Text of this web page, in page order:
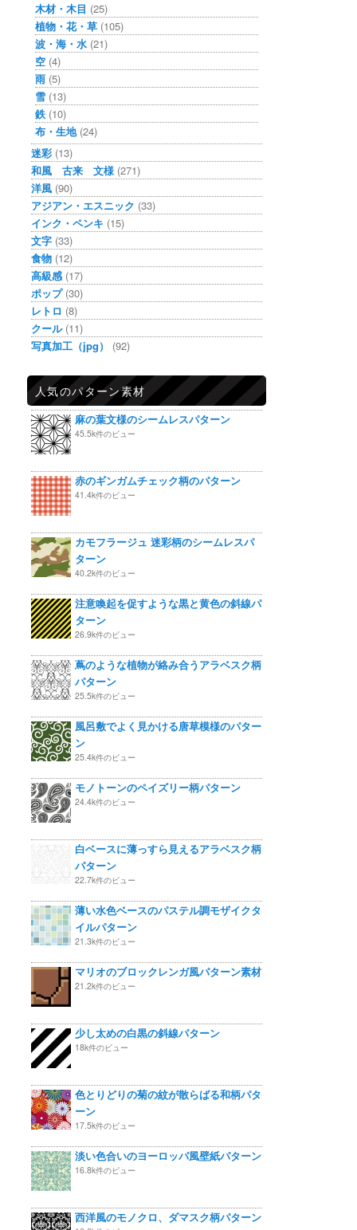
木材・木目 (25)
植物・花・草 (105)
波・海・水 (21)
空 (4)
雨 (5)
雪 (13)
鉄 (10)
布・生地(24)
迷彩 (13)
和風 古来 文様 (271)
洋風 (90)
アジアン・エスニック (33)
インク・ペンキ (15)
文字 (33)
食物 (12)
高級感 (17)
ポップ(30)
レトロ (8)
クール(11)
写真加工（jpg）
(92)
人気のパターン素材
麻の葉文様のシームレスパターン
45.5k件のビュー
赤のギンガムチェック柄のパターン
41.4k件のビュー
カモフラージュ 迷彩柄のシームレスパ
ターン
40.2k件のビュー
注意喚起を促すような黒と黄色の斜線パ
ターン
26.9k件のビュー
蔦のような植物が絡み合うアラベスク柄
パターン
25.5k件のビュー
風呂敷でよく見かける唐草模様のパター
ン
25.4k件のビュー
モノトーンのペイズリー柄パターン
24.4k件のビュー
白ベースに薄っすら見えるアラベスク柄
パターン
22.7k件のビュー
薄い水色ベースのパステル調モザイクタ
イルパターン
21.3k件のビュー
マリオのブロックレンガ風パターン素材
21.2k件のビュー
少し太めの白黒の斜線パターン
18k件のビュー
色とりどりの菊の紋が散らばる和柄パタ
ーン
17.5k件のビュー
淡い色合いのヨーロッパ風壁紙パターン
16.8k件のビュー
西洋風のモノクロ、ダマスク柄パターン